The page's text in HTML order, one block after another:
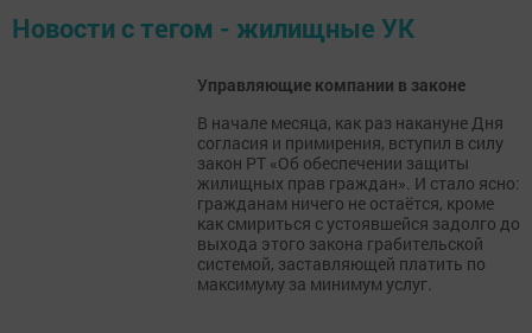
Новости с тегом - жилищные УК
Управляющие компании в законе
В начале месяца, как раз накануне Дня
согласия и примирения, вступил в силу
закон РТ «Об обеспечении защиты
жилищных прав граждан». И стало ясно:
гражданам ничего не остаётся, кроме
как смириться с устоявшейся задолго до
выхода этого закона грабительской
системой, заставляющей платить по
максимуму за минимум услуг.